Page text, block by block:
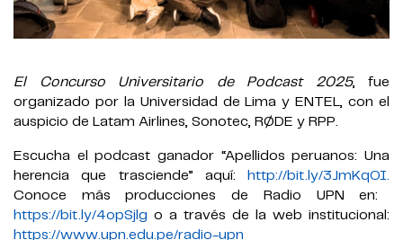
El Concurso Universitario de Podcast 2025, fue
organizado por la Universidad de Lima y ENTEL, con el
auspicio de Latam Airlines, Sonotec, RØDE y RPP.
Escucha el podcast ganador “Apellidos peruanos: Una
herencia que trasciende” aquí:
http://bit.ly/3JmKqOI.
Conoce más producciones de Radio UPN en:
https://bit.ly/4opSjlg o a través de la web institucional:
https://www.upn.edu.pe/radio-upn